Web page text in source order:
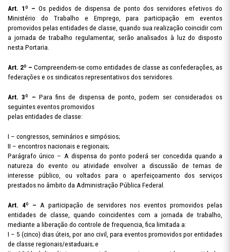
Art. 1º – Os pedidos de dispensa de ponto dos servidores efetivos do
Ministério do Trabalho e Emprego, para participação em eventos
promovidos pelas entidades de classe, quando sua realização coincidir com
a jornada de trabalho regulamentar, serão analisados à luz do disposto
nesta Portaria.
Art. 2º – Compreendem-se como entidades de classe as confederações, as
federações e os sindicatos representativos dos servidores.
Art. 3º – Para fins de dispensa de ponto, podem ser considerados os
seguintes eventos promovidos
pelas entidades de classe:
I – congressos, seminários e simpósios;
II – encontros nacionais e regionais;
Parágrafo único – A dispensa do ponto poderá ser concedida quando a
natureza do evento ou atividade envolver a discussão de temas de
interesse público, ou voltados para o aperfeiçoamento dos serviços
prestados no âmbito da Administração Pública Federal.
Art. 4º – A participação de servidores nos eventos promovidos pelas
entidades de classe, quando coincidentes com a jornada de trabalho,
mediante a liberação do controle de frequencia, fica limitada a:
I – 5 (cinco) dias úteis, por ano civil, para eventos promovidos por entidades
de classe regionais/estaduais; e